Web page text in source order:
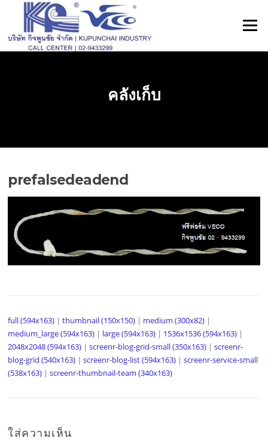
เมนู
คลังเก็บ
prefalsedeadend
full (594x163) |thumbnail (150x150) | medium (300x82) |
medium_large (594x163) | large (594x163) | 1536x1536 (594x163) |
2048x2048 (594x163) |screenr-blog-grid-small (350x163) |screenr-
blog-grid (540x163) |screenr-blog-list (594x163) |screenr-service-small
(538x163) |screenr-thumbnail-team (340x163)
ใส่ความเห็น